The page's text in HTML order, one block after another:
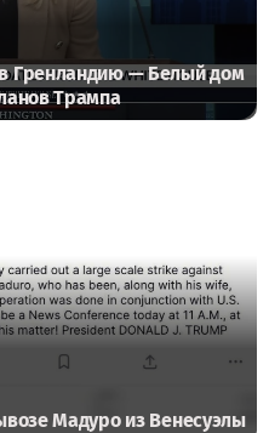
Гренландию — Белый дом
Трампа
Мадуро из Венесуэлы